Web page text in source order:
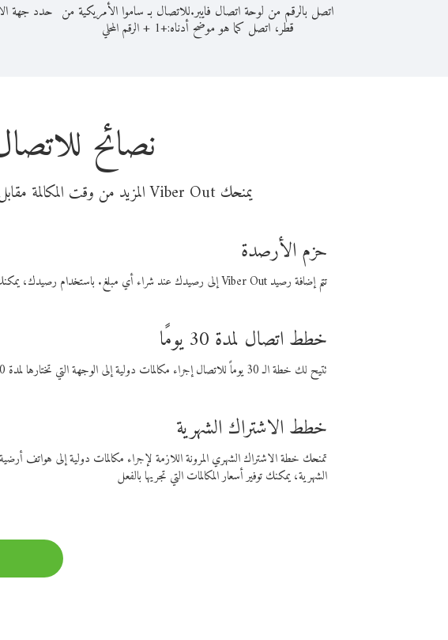
اتصل بالرقم من لوحة اتصال فايبر.للاتصال بـ ساموا الأمريكية من
قطر، اتصل كما هو موضح أدناه:+
1
+الرقم المحلي
حدد جهة
نصائح
يمنحك Viber Out المزيد من وقت المكالمة مقابل تكلفة أقل من المال. اختر من أحد خيارات الاتصال المرنة ذات السعر المنخفض:
حزم الأرصدة
تتم إضافة رصيد Viber Out إلى رصيدك عند شراء أي مبلغ. باستخدام رصيدك، يمكنك إجراء مكالمات إلى أي رقم في العالم بأسعار فايبر المنخفضة.
خطط اتصال لمدة 30 يومًا
تتيح لك خطة الـ 30 يوماً للاتصال إجراء مكالمات دولية إلى الوجهة التي تختارها لمدة 30 يوماً بأسعار فايبر المنخفضة.
خطط الاشتراك الشهرية
تمنحك خطة الاشتراك الشهري المرونة اللازمة لإجراء مكالمات دولية إلى
الشهرية، يمكنك توفير أسعار المكالمات التي تجريها بالفعل